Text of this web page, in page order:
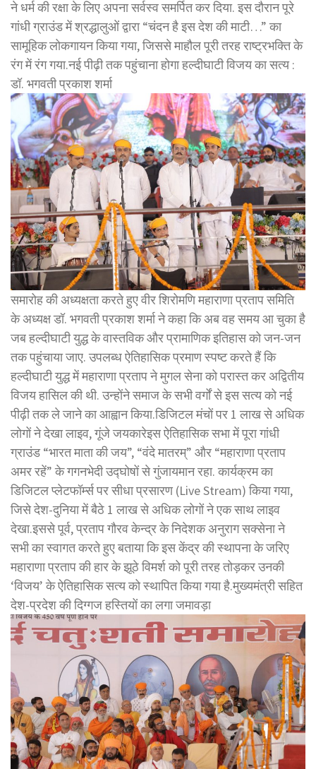
ने धर्म की रक्षा के लिए अपना सर्वस्व समर्पित कर दिया. इस दौरान पूरे
गांधी ग्राउंड में श्रद्धालुओं द्वारा “चंदन है इस देश की माटी…” का
सामूहिक लोकगायन किया गया, जिससे माहौल पूरी तरह राष्ट्रभक्ति के
रंग में रंग गया.नई पीढ़ी तक पहुंचाना होगा हल्दीघाटी विजय का सत्य :
डॉ. भगवती प्रकाश शर्मा
समारोह की अध्यक्षता करते हुए वीर शिरोमणि महाराणा प्रताप समिति
के अध्यक्ष डॉ. भगवती प्रकाश शर्मा ने कहा कि अब वह समय आ चुका है
जब हल्दीघाटी युद्ध के वास्तविक और प्रामाणिक इतिहास को जन-जन
तक पहुंचाया जाए. उपलब्ध ऐतिहासिक प्रमाण स्पष्ट करते हैं कि
हल्दीघाटी युद्ध में महाराणा प्रताप ने मुगल सेना को परास्त कर अद्वितीय
विजय हासिल की थी. उन्होंने समाज के सभी वर्गों से इस सत्य को नई
पीढ़ी तक ले जाने का आह्वान किया.डिजिटल मंचों पर 1 लाख से अधिक
लोगों ने देखा लाइव, गूंजे जयकारेइस ऐतिहासिक सभा में पूरा गांधी
ग्राउंड “भारत माता की जय”, “वंदे मातरम्” और “महाराणा प्रताप
अमर रहें” के गगनभेदी उद्घोषों से गुंजायमान रहा. कार्यक्रम का
डिजिटल प्लेटफॉर्म्स पर सीधा प्रसारण (Live Stream) किया गया,
जिसे देश-दुनिया में बैठे 1 लाख से अधिक लोगों ने एक साथ लाइव
देखा.इससे पूर्व, प्रताप गौरव केन्द्र के निदेशक अनुराग सक्सेना ने
सभी का स्वागत करते हुए बताया कि इस केंद्र की स्थापना के जरिए
महाराणा प्रताप की हार के झूठे विमर्श को पूरी तरह तोड़कर उनकी
‘विजय’ के ऐतिहासिक सत्य को स्थापित किया गया है.मुख्यमंत्री सहित
देश-प्रदेश की दिग्गज हस्तियों का लगा जमावड़ा